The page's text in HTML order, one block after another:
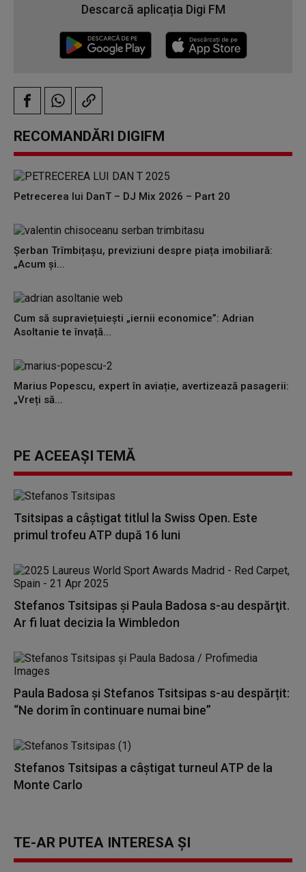
Descarcă aplicația Digi FM
RECOMANDĂRI DIGIFM
Petrecerea lui DanT – DJ Mix 2026 – Part 20
Șerban Trîmbițașu, previziuni despre piața imobiliară:
„Acum și...
Cum să supraviețuiești „iernii economice”: Adrian
Asoltanie te învață...
Marius Popescu, expert în aviație, avertizează pasagerii:
„Vreți să...
PE ACEEAȘI TEMĂ
Tsitsipas a câştigat titlul la Swiss Open. Este
primul trofeu ATP după 16 luni
Stefanos Tsitsipas şi Paula Badosa s-au despărţit.
Ar fi luat decizia la Wimbledon
Paula Badosa şi Stefanos Tsitsipas s-au despărțit:
“Ne dorim în continuare numai bine”
Stefanos Tsitsipas a câştigat turneul ATP de la
Monte Carlo
TE-AR PUTEA INTERESA ȘI